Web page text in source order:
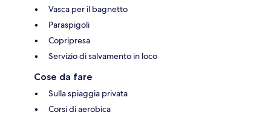
Vasca per il bagnetto
Paraspigoli
Copripresa
Servizio di salvamento in loco
Cose da fare
Sulla spiaggia privata
Corsi di aerobica